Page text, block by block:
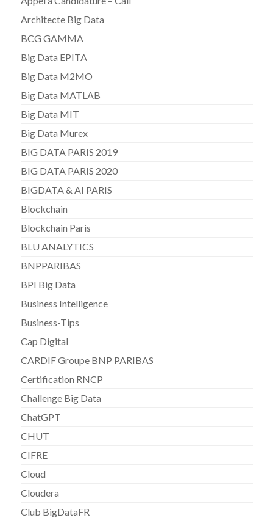
Architecte Big Data
BCG GAMMA
Big Data EPITA
Big Data M2MO
Big Data MATLAB
Big Data MIT
Big Data Murex
BIG DATA PARIS 2019
BIG DATA PARIS 2020
BIGDATA & AI PARIS
Blockchain
Blockchain Paris
BLU ANALYTICS
BNPPARIBAS
BPI Big Data
Business Intelligence
Business-Tips
Cap Digital
CARDIF Groupe BNP PARIBAS
Certification RNCP
Challenge Big Data
ChatGPT
CHUT
CIFRE
Cloud
Cloudera
Club BigDataFR